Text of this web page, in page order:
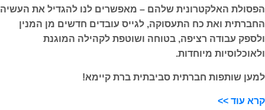
הפסולת האלקטרונית שלהם – מאפשרים לנו להגדיל את העשיה
החברתית ואת כח התעסוקה, לגייס עובדים חדשים מן המנין
ולספק עבודה רציפה, בטוחה ושוטפת לקהילה המוגנת
ולאוכלוסיות מיוחדות.
למען שותפות חברתית סביבתית ברת קיימא!
קרא עוד >>